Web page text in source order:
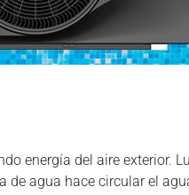
energía del aire exterior.
de agua hace circular el